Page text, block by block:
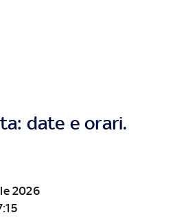
date e orari.
2026